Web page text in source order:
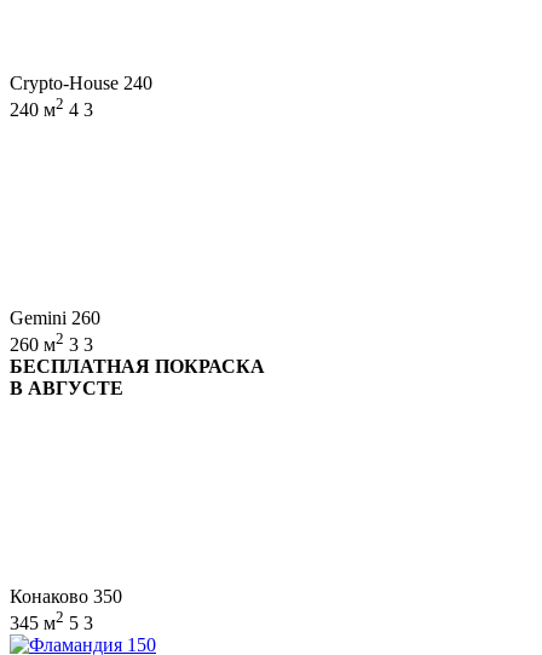
Crypto-House 240
240 м2 4 3
Gemini 260
260 м2 3 3
БЕСПЛАТНАЯ ПОКРАСКА
В АВГУСТЕ
Конаково 350
345 м2 5 3